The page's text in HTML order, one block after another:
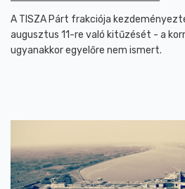
A TISZA Párt frakciója
augusztus 11-re való kitűzését - a
ugyanakkor egyelőre nem ismert.